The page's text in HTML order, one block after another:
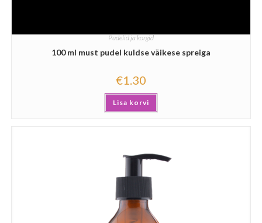
Pudelid ja korgid
100 ml must pudel kuldse väikese spreiga
€1.30
Lisa korvi